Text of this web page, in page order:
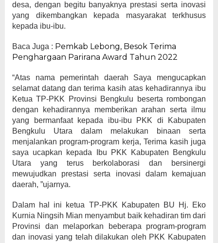
desa, dengan begitu banyaknya prestasi serta inovasi
yang dikembangkan kepada masyarakat terkhusus
kepada ibu-ibu.
Baca Juga : Pemkab Lebong, Besok Terima
Penghargaan Parirana Award Tahun 2022
“Atas nama pemerintah daerah Saya mengucapkan
selamat datang dan terima kasih atas kehadirannya ibu
Ketua TP-PKK Provinsi Bengkulu beserta rombongan
dengan kehadirannya memberikan arahan serta ilmu
yang bermanfaat kepada ibu-ibu PKK di Kabupaten
Bengkulu Utara dalam melakukan binaan serta
menjalankan program-program kerja, Terima kasih juga
saya ucapkan kepada Ibu PKK Kabupaten Bengkulu
Utara yang terus berkolaborasi dan bersinergi
mewujudkan prestasi serta inovasi dalam kemajuan
daerah, ”ujarnya.
Dalam hal ini ketua TP-PKK Kabupaten BU Hj. Eko
Kurnia Ningsih Mian menyambut baik kehadiran tim dari
Provinsi dan melaporkan beberapa program-program
dan inovasi yang telah dilakukan oleh PKK Kabupaten